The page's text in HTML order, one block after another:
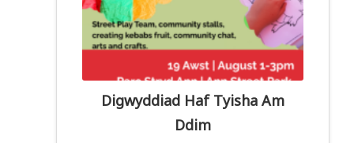
Digwyddiad Haf Tyisha Am
Ddim